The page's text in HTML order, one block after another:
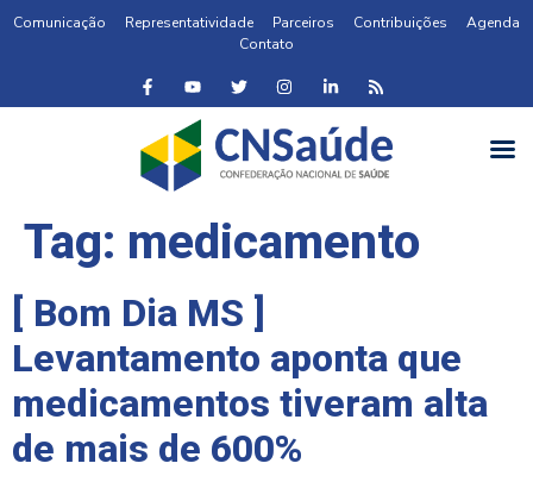
Comunicação Representatividade Parceiros Contribuições
Agenda
Contato
Tag: medicamento
[ Bom Dia MS ]
Levantamento aponta que
medicamentos tiveram alta
de mais de 600%